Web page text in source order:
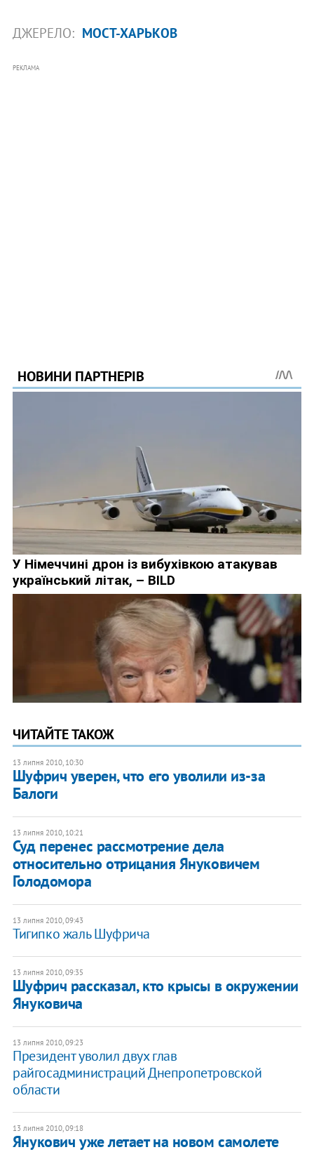
ДЖЕРЕЛО: МОСТ-ХАРЬКОВ
РЕКЛАМА
ЧИТАЙТЕ ТАКОЖ
13 липня 2010, 10:30
Шуфрич уверен, что его уволили из-за
Балоги
13 липня 2010, 10:21
Суд перенес рассмотрение дела
относительно отрицания Януковичем
Голодомора
13 липня 2010, 09:43
Тигипко жаль Шуфрича
13 липня 2010, 09:35
Шуфрич рассказал, кто крысы в окружении
Януковича
13 липня 2010, 09:23
Президент уволил двух глав
райгосадминистраций Днепропетровской
области
13 липня 2010, 09:18
Янукович уже летает на новом самолете